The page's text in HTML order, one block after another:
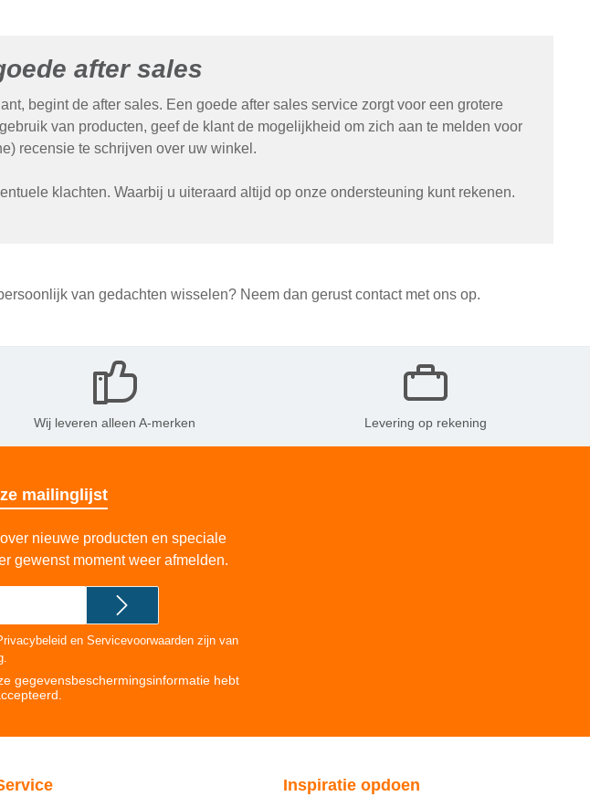
after sales
begint de after sales. Een goede after sales service zorgt voor een grotere
van producten, geef de klant de mogelijkheid om zich aan te melden voor
recensie te schrijven over uw winkel.
klachten. Waarbij u uiteraard altijd op onze ondersteuning kunt rekenen.
van gedachten wisselen? Neem dan gerust contact met ons op.
Wij leveren alleen A-merken Levering op rekening
mailinglijst
nieuwe producten en speciale
gewenst moment weer afmelden.
en Servicevoorwaardenzijn van
gegevensbeschermingsinformatie hebt
.
Inspiratie opdoen